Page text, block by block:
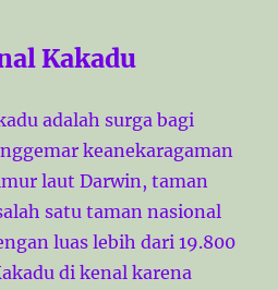
Kakadu
adalah surga bagi
keanekaragaman
laut Darwin, taman
satu taman nasional
luas lebih dari 19.800
di kenal karena